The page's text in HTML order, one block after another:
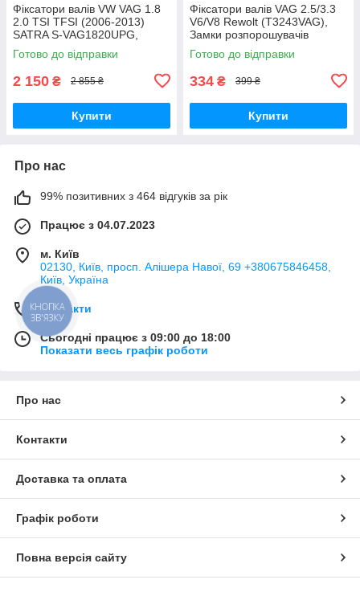
Фіксатори валів VW VAG 1.8
2.0 TSI TFSI (2006-2013)
SATRA S-VAG1820UPG,
Фіксатори розподільних валів
на Ваг
Готово до відправки
2 150 ₴ 2 855 ₴
Купити
Фіксатори валів VAG 2.5/3.3
V6/V8 Rewolt (T3243VAG),
Замки розпорошувачів
двигунів авто VW; AUDI;
SEAT; SKODA
Готово до відправки
334 ₴ 399 ₴
Купити
Про нас
99% позитивних з 464 відгуків за рік
Працює з 04.07.2023
м. Київ
02130, Київ, просп. Алішера Навої, 69 +380675846458,
Київ, Україна
Контакти
Сьогодні працює з 09:00 до 18:00
Показати весь графік роботи
Про нас
Контакти
Доставка та оплата
Графік роботи
Повна версія сайту
КНОПКА
ЗВ'ЯЗКУ